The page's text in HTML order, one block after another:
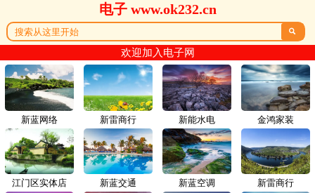
电子 www.ok232.cn

欢迎加入电子网
新蓝网络 新雷商行
江门区实体店 新蓝交通
新能水电 金鸿家装
新蓝空调 新雷商行